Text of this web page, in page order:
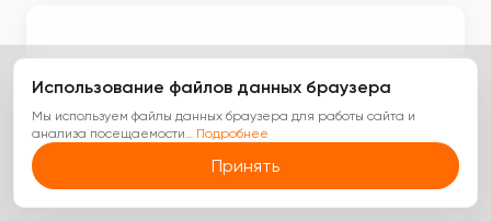
Использование файлов данных браузера
Мы используем файлы данных браузера для работы сайта и
анализа посещаемости… Подробнее
Принять